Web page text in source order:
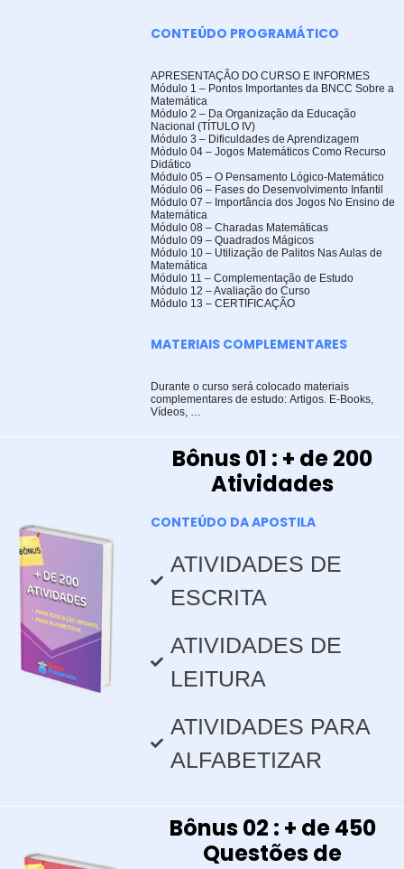
CONTEÚDO PROGRAMÁTICO
APRESENTAÇÃO DO CURSO E INFORMES
Módulo 1 – Pontos Importantes da BNCC Sobre a
Matemática
Módulo 2 – Da Organização da Educação
Nacional (TÍTULO IV)
Módulo 3 – Dificuldades de Aprendizagem
Módulo 04 – Jogos Matemáticos Como Recurso
Didático
Módulo 05 – O Pensamento Lógico-Matemático
Módulo 06 – Fases do Desenvolvimento Infantil
Módulo 07 – Importância dos Jogos No Ensino de
Matemática
Módulo 08 – Charadas Matemáticas
Módulo 09 – Quadrados Mágicos
Módulo 10 – Utilização de Palitos Nas Aulas de
Matemática
Módulo 11 – Complementação de Estudo
Módulo 12 – Avaliação do Curso
Módulo 13 – CERTIFICAÇÃO
MATERIAIS COMPLEMENTARES
Durante o curso será colocado materiais
complementares de estudo: Artigos. E-Books,
Vídeos, …
Bônus 01 : + de 200
Atividades
CONTEÚDO DA APOSTILA
ATIVIDADES DE
ESCRITA
ATIVIDADES DE
LEITURA
ATIVIDADES PARA
ALFABETIZAR
Bônus 02 : + de 450
Questões de